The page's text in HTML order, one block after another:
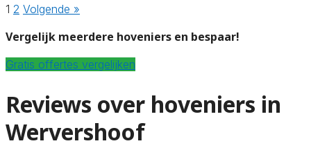
1 2 Volgende »
Vergelijk meerdere hoveniers en bespaar!
Gratis offertes vergelijken
Reviews over hoveniers in
Wervershoof